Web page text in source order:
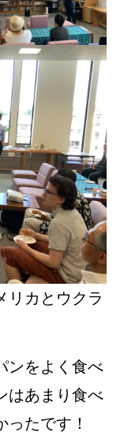
リカとウクラ
ンをよく食べ
はあまり食べ
たです！